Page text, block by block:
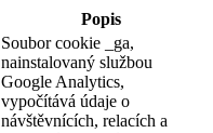
Popis
Soubor cookie _ga,
nainstalovaný službou
Google Analytics,
vypočítává údaje o
návštěvnících, relacích a